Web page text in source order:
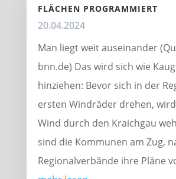
FLÄCHEN PROGRAMMIERT
20.04.2024
Man liegt weit auseinander
bnn.de) Das wird sich wie
hinziehen: Bevor sich in der
ersten Windräder drehen,
Wind durch den Kraichgau
sind die Kommunen am Zug,
Regionalverbände ihre Pläne